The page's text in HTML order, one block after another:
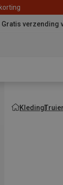
Gratis verzending
Kleding